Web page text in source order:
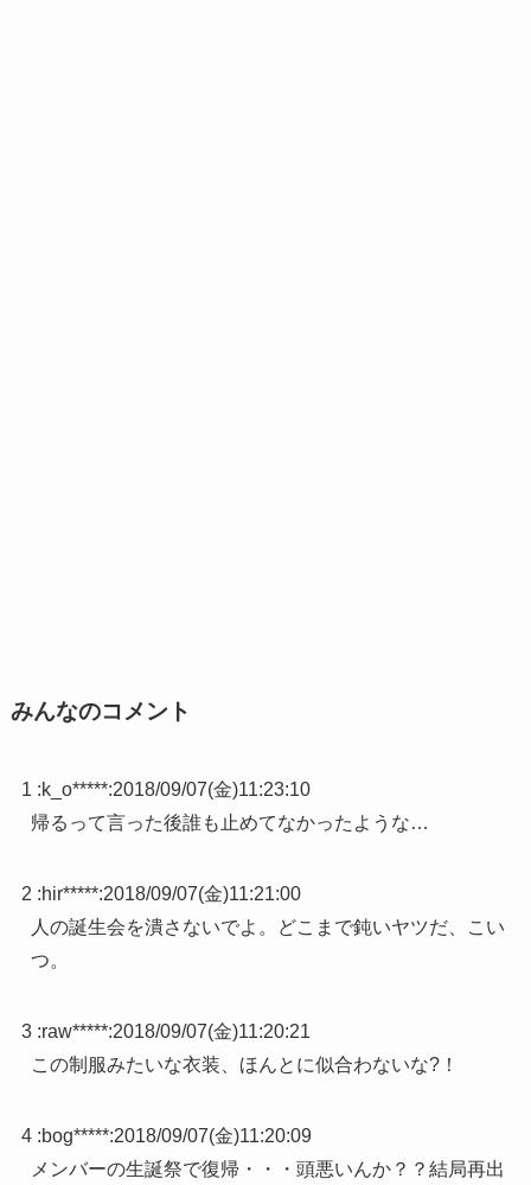
みんなのコメント
1 :k_o*****:2018/09/07(金)11:23:10
帰るって言った後誰も止めてなかったような…
2 :hir*****:2018/09/07(金)11:21:00
人の誕生会を潰さないでよ。どこまで鈍いヤツだ、こい
つ。
3 :raw*****:2018/09/07(金)11:20:21
この制服みたいな衣装、ほんとに似合わないな?！
4 :bog*****:2018/09/07(金)11:20:09
メンバーの生誕祭で復帰・・・頭悪いんか？？結局再出